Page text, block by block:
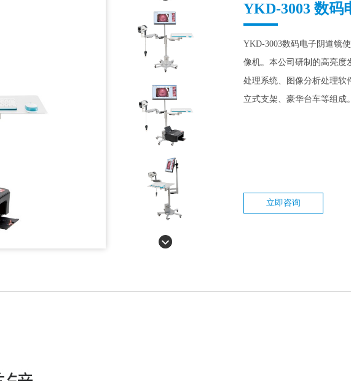
YKD-3003 数码
YKD-3003数码电子阴道镜
像机。本公司研制的高亮度
处理系统、图像分析处理软
立式支架、豪华台车等组成。
立即咨询